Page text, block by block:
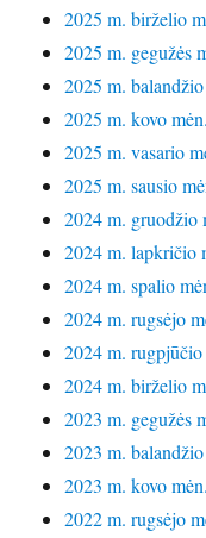
2025 m. birželio
2025 m. gegužės
2025 m.
2025 m. kovo mėn.
2025 m. vasario
2025 m. sausio
2024 m. gruodžio
2024 m. lapkričio
2024 m. spalio
2024 m. rugsėjo
2024 m. rugpjūčio
2024 m. birželio
2023 m. gegužės
2023 m.
2023 m. kovo mėn.
2022 m. rugsėjo